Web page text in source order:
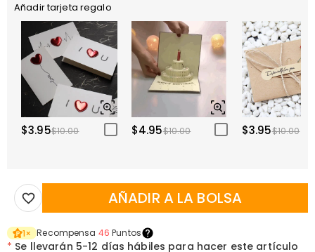
Añadir tarjeta regalo
$3.95$10.00 $4.95$10.00 $3.95$10.00
AÑADIR A LA BOLSA
1× Recompensa 46 Puntos
* Se llevarán 5-12 días hábiles para hacer este artículo